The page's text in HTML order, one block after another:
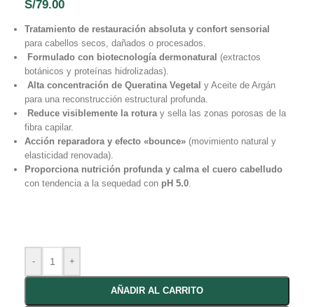
S/79.00
Tratamiento de restauración absoluta y confort sensorial
para cabellos secos, dañados o procesados.
Formulado con biotecnología dermonatural (extractos
botánicos y proteínas hidrolizadas).
Alta concentración de Queratina Vegetal y Aceite de Argán
para una reconstrucción estructural profunda.
Reduce visiblemente la roturay sella las zonas porosas de la
fibra capilar.
Acción reparadora y efecto «bounce» (movimiento natural y
elasticidad renovada).
Proporciona nutrición profunda y calma el cuero cabelludo
con tendencia a la sequedad con pH 5.0.
- +
AÑADIR AL CARRITO